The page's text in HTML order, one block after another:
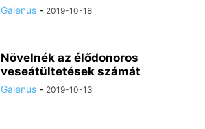
Galenus - 2019-10-18
Növelnék az élődonoros
veseátültetések számát
Galenus - 2019-10-13